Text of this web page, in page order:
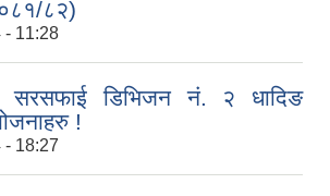
८२)
- 11:28
सरसफाई डिभिजन नं. २ धादिङ
!
- 18:27